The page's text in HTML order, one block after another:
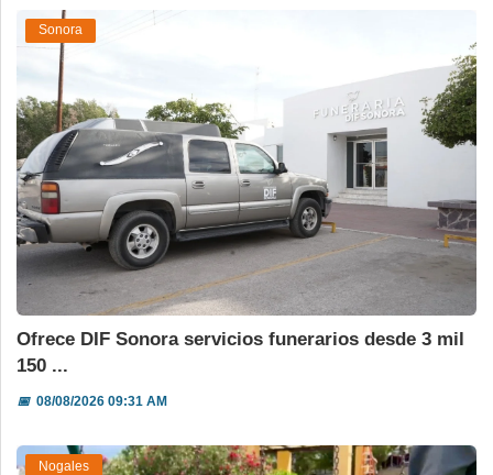
Sonora
Ofrece DIF Sonora servicios funerarios desde 3 mil
150 ...
📅08/08/2026 09:31 AM
Nogales